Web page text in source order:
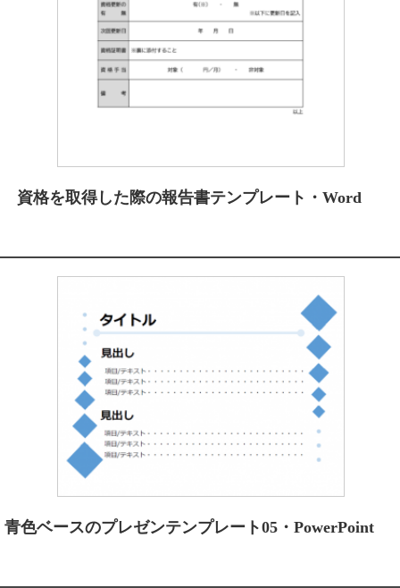
資格を取得した際の報告書テンプレート・Word
青色ベースのプレゼンテンプレート05・PowerPoint